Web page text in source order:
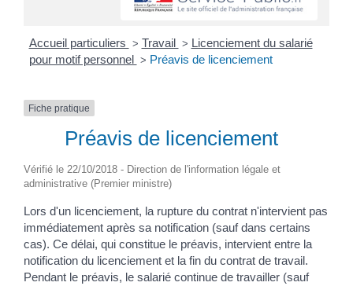
Accueil particuliers > Travail > Licenciement du salarié
pour motif personnel > Préavis de licenciement
Fiche pratique
Préavis de licenciement
Vérifié le 22/10/2018 - Direction de l'information légale et
administrative (Premier ministre)
Lors d'un licenciement, la rupture du contrat n'intervient pas
immédiatement après sa notification (sauf dans certains
cas). Ce délai, qui constitue le préavis, intervient entre la
notification du licenciement et la fin du contrat de travail.
Pendant le préavis, le salarié continue de travailler (sauf